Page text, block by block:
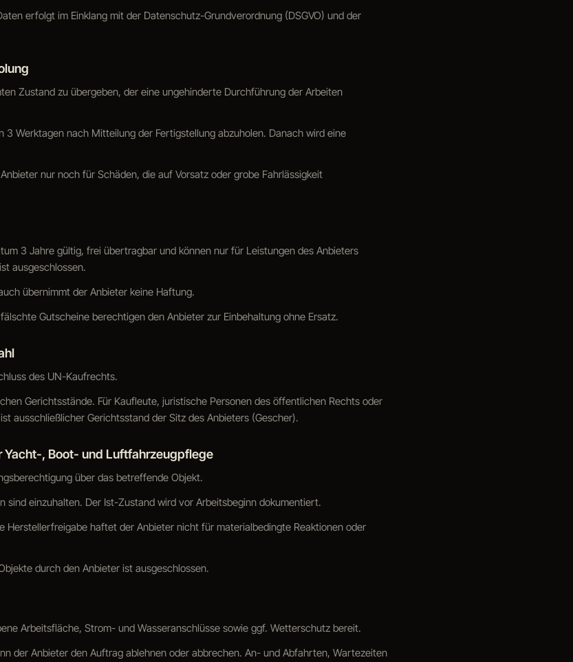
erfolgt im Einklang mit der Datenschutz-Grundverordnung (DSGVO) und der
Zustand zu übergeben, der eine ungehinderte Durchführung der Arbeiten
3 Werktagen nach Mitteilung der Fertigstellung abzuholen. Danach wird eine
nur noch für Schäden, die auf Vorsatz oder grobe Fahrlässigkeit
3 Jahre gültig, frei übertragbar und können nur für Leistungen des Anbieters
ausgeschlossen.
übernimmt der Anbieter keine Haftung.
Gutscheine berechtigen den Anbieter zur Einbehaltung ohne Ersatz.
des UN-Kaufrechts.
Gerichtsstände. Für Kaufleute, juristische Personen des öffentlichen Rechts oder
ausschließlicher Gerichtsstand der Sitz des Anbieters (Gescher).
Yacht-, Boot- und Luftfahrzeugpflege
über das betreffende Objekt.
sind einzuhalten. Der Ist-Zustand wird vor Arbeitsbeginn dokumentiert.
Herstellerfreigabe haftet der Anbieter nicht für materialbedingte Reaktionen oder
durch den Anbieter ist ausgeschlossen.
Arbeitsfläche, Strom- und Wasseranschlüsse sowie ggf. Wetterschutz bereit.
der Anbieter den Auftrag ablehnen oder abbrechen. An- und Abfahrten, Wartezeiten